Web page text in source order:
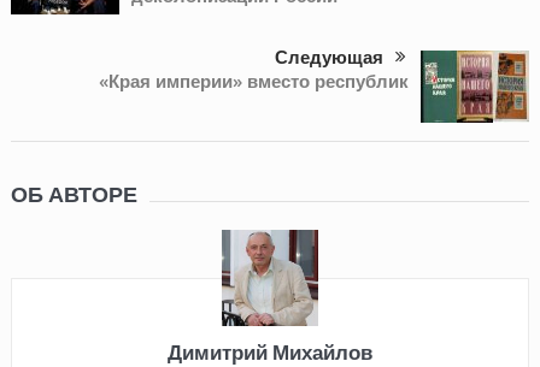
Следующая
«Края империи» вместо республик
ОБ АВТОРЕ
Димитрий Михайлов